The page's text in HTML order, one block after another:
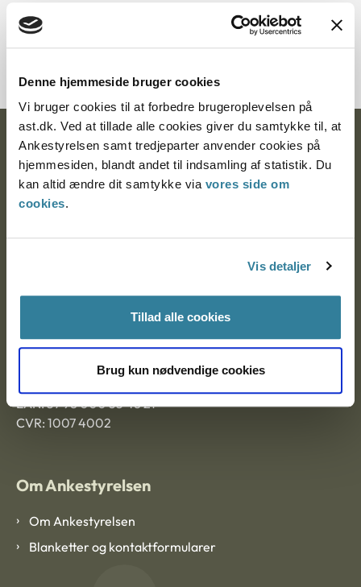
Denne hjemmeside bruger cookies
Vi bruger cookies til at forbedre brugeroplevelsen på
ast.dk. Ved at tillade alle cookies giver du samtykke til, at
Ankestyrelsen samt tredjeparter anvender cookies på
hjemmesiden, blandt andet til indsamling af statistik. Du
kan altid ændre dit samtykke via vores side om
cookies.
Vis detaljer
Tillad alle cookies
Brug kun nødvendige cookies
praktiske problemer ved bl.a. bad i kælderen samt de
øvrige udfordringer, der kunne være forbundet med at bo i
Ankestyrelsen
Postadresse:
Nytorv 7, 2. sal
Ankestyrelsen Aalborg
Ankestyrelsen København
EAN: 57 98 000 35 48 21
CVR: 1007 4002
Om Ankestyrelsen
Om Ankestyrelsen
Blanketter og kontaktformularer